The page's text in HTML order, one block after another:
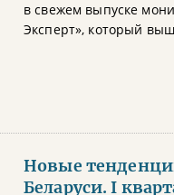
в свежем выпуске
Эксперт», который
Новые
Беларуси. I